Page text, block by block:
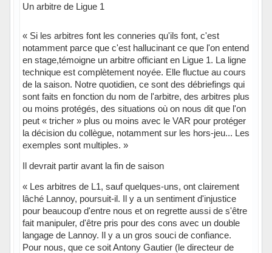
Un arbitre de Ligue 1
« Si les arbitres font les conneries qu'ils font, c'est
notamment parce que c'est hallucinant ce que l'on entend
en stage,témoigne un arbitre officiant en Ligue 1. La ligne
technique est complètement noyée. Elle fluctue au cours
de la saison. Notre quotidien, ce sont des débriefings qui
sont faits en fonction du nom de l'arbitre, des arbitres plus
ou moins protégés, des situations où on nous dit que l'on
peut « tricher » plus ou moins avec le VAR pour protéger
la décision du collègue, notamment sur les hors-jeu... Les
exemples sont multiples. »
Il devrait partir avant la fin de saison
« Les arbitres de L1, sauf quelques-uns, ont clairement
lâché Lannoy, poursuit-il. Il y a un sentiment d'injustice
pour beaucoup d'entre nous et on regrette aussi de s'être
fait manipuler, d'être pris pour des cons avec un double
langage de Lannoy. Il y a un gros souci de confiance.
Pour nous, que ce soit Antony Gautier (le directeur de